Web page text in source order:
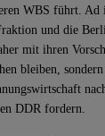
WBS führt.
und die
mit ihren
bleiben,
DDR fordern.